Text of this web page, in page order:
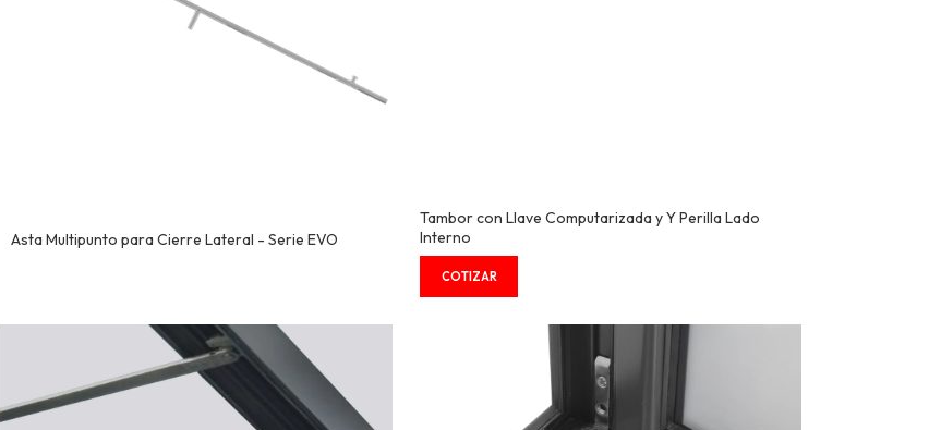
Asta Multipunto para Cierre Lateral - Serie EVO
Tambor con Llave Computarizada y Y Perilla Lado
Interno